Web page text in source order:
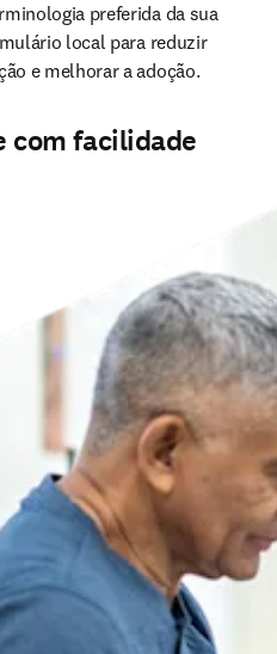
preferida da sua
local para reduzir
e melhorar a adoção.
com facilidade